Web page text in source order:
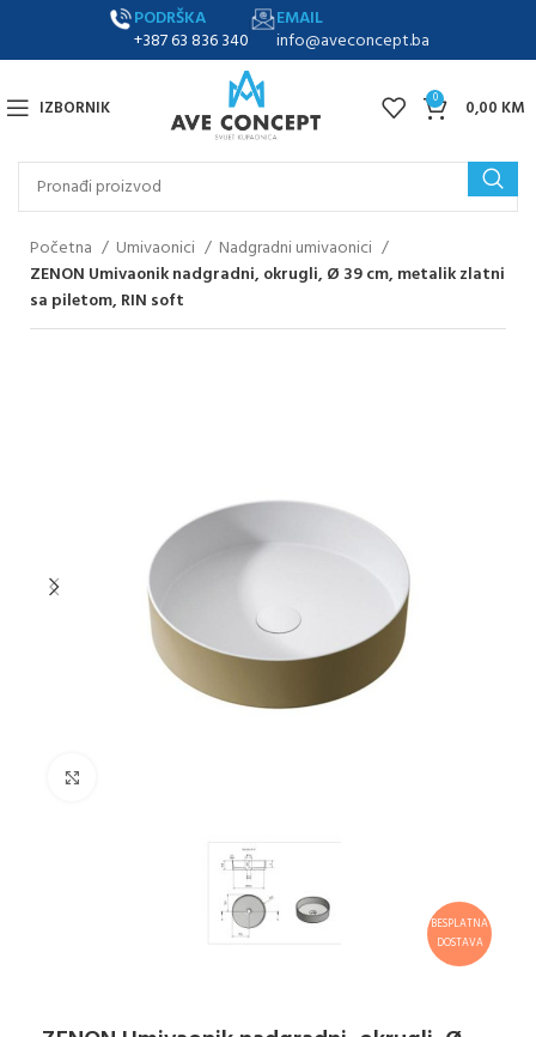
PODRŠKA
+387 63 836 340
EMAIL
info@aveconcept.ba
IZBORNIK 0 0,00 KM
Početna Umivaonici
Nadgradni umivaonici
ZENON Umivaonik nadgradni, okrugli, Ø 39 cm, metalik zlatni
sa piletom, RIN soft
BESPLATNA
DOSTAVA